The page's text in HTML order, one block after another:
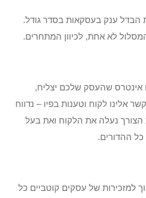
הבדל ענק בעסקאות בסדר גודל.
לא אחת, לכיוון המתחרים.
אינטרס שהעסק שלכם יצליח,
אלינו לקוח וטענות בפיו – נדווח
הצורך נעלה את הלקוח ואת בעל
ההדורים.
למזכירות של עסקים קוטביים כל